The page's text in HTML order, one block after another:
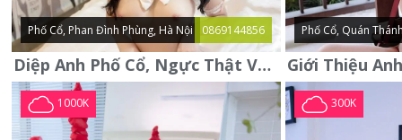
Phố Cổ, Phan Đình Phùng, Hà Nội 0869144856
Diệp Anh Phố Cổ, Ngực Thật Vú To Thơm Tho Quyến Rũ
Phố Cổ, Quán
1000K 300K